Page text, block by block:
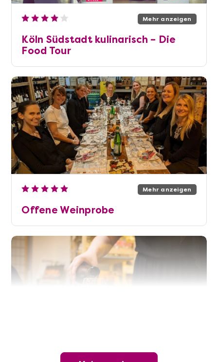
Mehr anzeigen
Köln Südstadt kulinarisch – Die
Food Tour
Mehr anzeigen
Offene Weinprobe